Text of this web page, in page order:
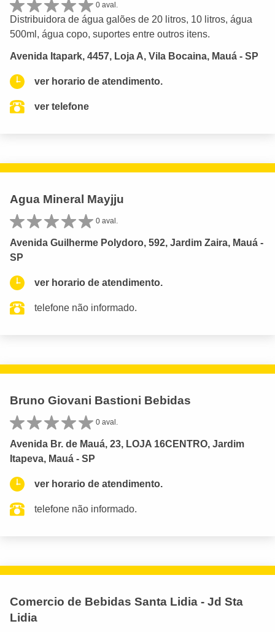
0 aval.
Distribuidora de água galões de 20 litros, 10 litros, água
500ml, água copo, suportes entre outros itens.
Avenida Itapark, 4457, Loja A, Vila Bocaina, Mauá - SP
ver horario de atendimento.
ver telefone
Agua Mineral Mayjju
0 aval.
Avenida Guilherme Polydoro, 592, Jardim Zaira, Mauá -
SP
ver horario de atendimento.
telefone não informado.
Bruno Giovani Bastioni Bebidas
0 aval.
Avenida Br. de Mauá, 23, LOJA 16CENTRO, Jardim
Itapeva, Mauá - SP
ver horario de atendimento.
telefone não informado.
Comercio de Bebidas Santa Lidia - Jd Sta
Lidia